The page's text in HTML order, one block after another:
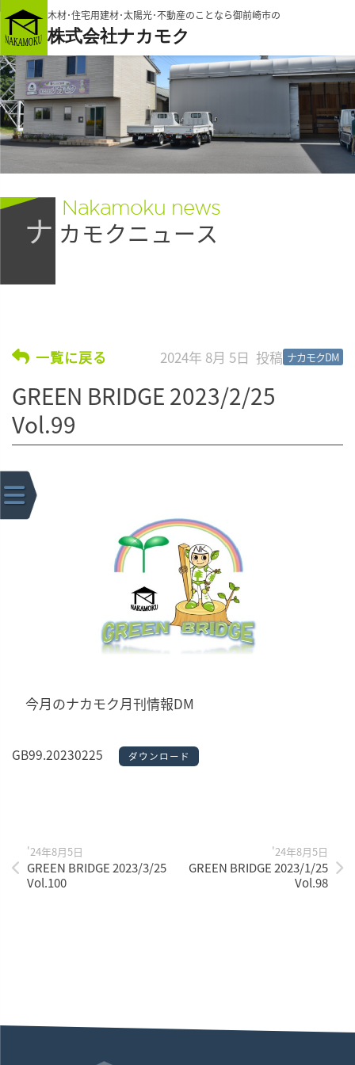
木材･住宅用建材･太陽光･不動産のことなら御前崎市の
株式会社ナカモク
Nakamoku news
ナ カモクニュース
一覧に戻る 2024年 8月 5日 ナカモクDM
GREEN BRIDGE 2023/2/25
Vol.99
今月のナカモク月刊情報DM
GB99.20230225 ダウンロード
'24年8月5日
GREEN BRIDGE 2023/3/25
Vol.100
'24年8月5日
GREEN BRIDGE 2023/1/25
Vol.98